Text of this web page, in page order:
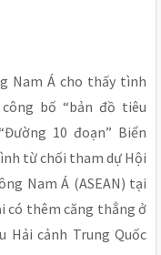
Nam Á cho thấy tình
bố “bản đồ tiêu
10 đoạn” Biển
từ chối tham dự Hội
Nam Á (ASEAN) tại
có thêm căng thẳng ở
Hải cảnh Trung Quốc